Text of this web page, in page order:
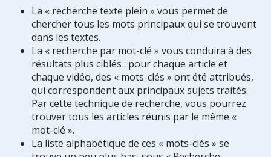
La « recherche texte plein » vous permet de
chercher tous les mots principaux qui se trouvent
dans les textes.
La « recherche par mot-clé » vous conduira à des
résultats plus ciblés : pour chaque article et
chaque vidéo, des « mots-clés » ont été attribués,
qui correspondent aux principaux sujets traités.
Par cette technique de recherche, vous pourrez
trouver tous les articles réunis par le même «
mot-clé ».
La liste alphabétique de ces « mots-clés » se